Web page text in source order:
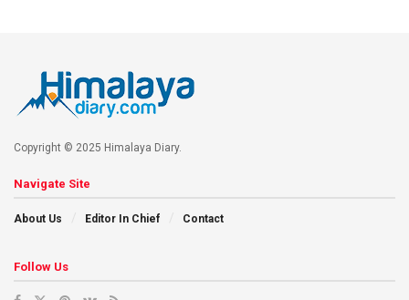
Copyright © 2025 Himalaya Diary.
Navigate Site
About Us Editor In Chief Contact
Follow Us